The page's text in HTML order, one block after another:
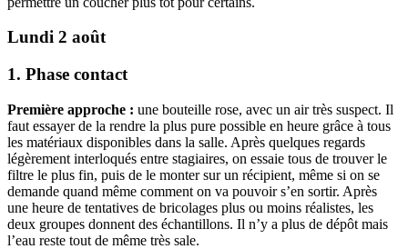
Lundi 2 août
1. Phase contact
Première approche : une bouteille rose, avec un air très suspect. Il
faut essayer de la rendre la plus pure possible en heure grâce à tous
les matériaux disponibles dans la salle. Après quelques regards
légèrement interloqués entre stagiaires, on essaie tous de trouver le
filtre le plus fin, puis de le monter sur un récipient, même si on se
demande quand même comment on va pouvoir s’en sortir. Après
une heure de tentatives de bricolages plus ou moins réalistes, les
deux groupes donnent des échantillons. Il n’y a plus de dépôt mais
l’eau reste tout de même très sale.